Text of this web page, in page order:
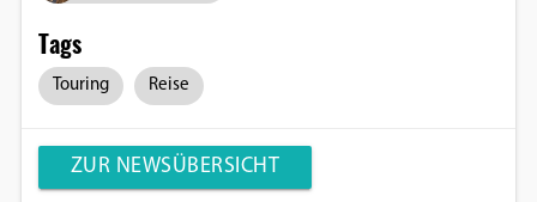
Tags
Touring Reise
ZUR NEWSÜBERSICHT